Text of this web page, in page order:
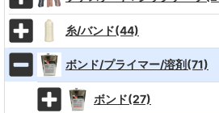
糸/バンド(44)
ボンド/プライマー/溶剤(71)
ボンド(27)